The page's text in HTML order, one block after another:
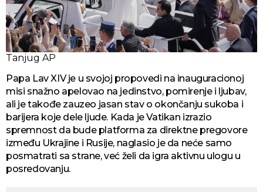
Tanjug AP
Papa Lav XIV je u svojoj propovedi na inauguracionoj
misi snažno apelovao na jedinstvo, pomirenje i ljubav,
ali je takođe zauzeo jasan stav o okončanju sukoba i
barijera koje dele ljude. Kada je Vatikan izrazio
spremnost da bude platforma za direktne pregovore
između Ukrajine i Rusije, naglasio je da neće samo
posmatrati sa strane, već želi da igra aktivnu ulogu u
posredovanju.